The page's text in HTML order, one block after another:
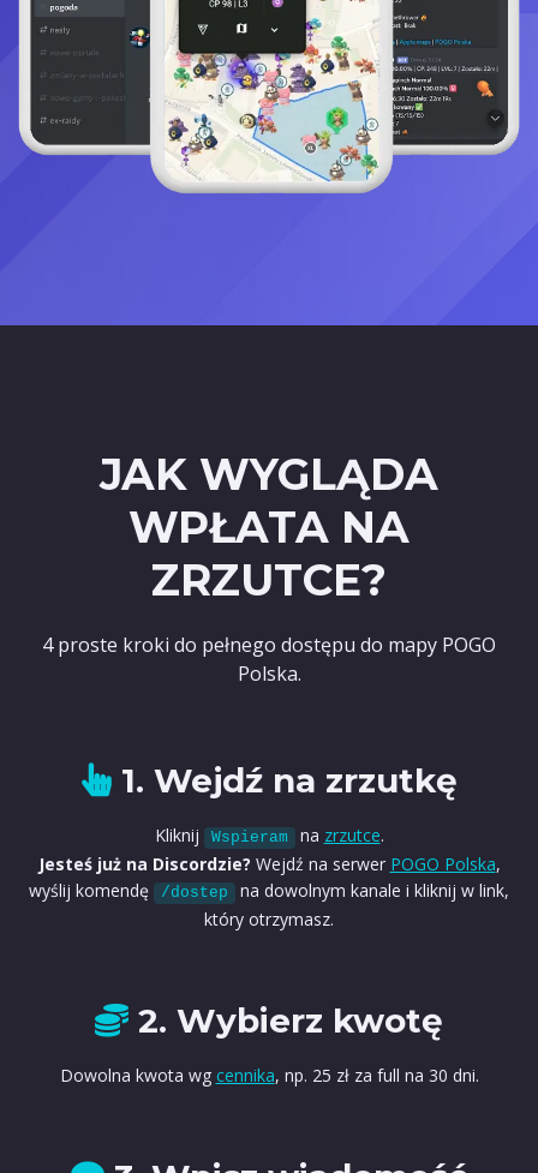
JAK WYGLĄDA
WPŁATA NA
ZRZUTCE?
4 proste kroki do pełnego dostępu do mapy POGO
Polska.
1. Wejdź na zrzutkę
Kliknij Wspieram na zrzutce.
Jesteś już na Discordzie? Wejdź na serwer POGO Polska,
wyślij komendę
/dostep
na dowolnym kanale i kliknij w link,
który otrzymasz.
2. Wybierz kwotę
Dowolna kwota wg cennika, np. 25 zł za full na 30 dni.